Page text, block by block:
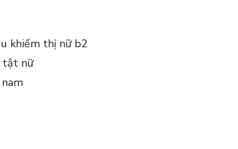
khiếm thị nữ b2
tật nữ